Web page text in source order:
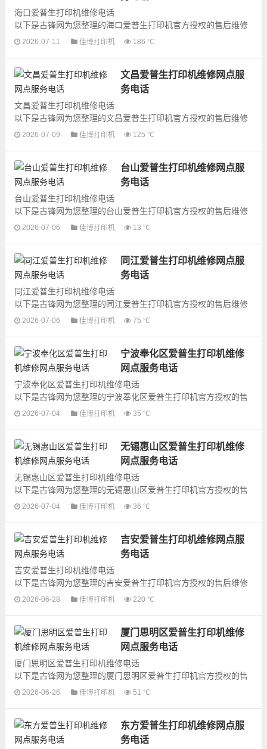
海口爱普生打印机维修电话
以下是古锋网为您整理的海口爱普生打印机官方授权的售后维修
网点地址和号码信息，可以为您提供爱普生打印机的各种型号打
2026-07-11 佳博打印机 186 ℃
文昌爱普生打印机维修网点服
务电话
文昌爱普生打印机维修电话
以下是古锋网为您整理的文昌爱普生打印机官方授权的售后维修
网点地址和号码信息，可以为您提供爱普生打印机的各种型号打
2026-07-09 佳博打印机 125 ℃
台山爱普生打印机维修网点服
务电话
台山爱普生打印机维修电话
以下是古锋网为您整理的台山爱普生打印机官方授权的售后维修
网点地址和号码信息，可以为您提供爱普生打印机的各种型号打
2026-07-06 佳博打印机 13 ℃
同江爱普生打印机维修网点服
务电话
同江爱普生打印机维修电话
以下是古锋网为您整理的同江爱普生打印机官方授权的售后维修
网点地址和号码信息，可以为您提供爱普生打印机的各种型号打
2026-07-06 佳博打印机 75 ℃
宁波奉化区爱普生打印机维修
网点服务电话
宁波奉化区爱普生打印机维修电话
以下是古锋网为您整理的宁波奉化区爱普生打印机官方授权的售
后维修网点地址和号码信息，可以为您提供爱普生打印机的各种
2026-07-04 佳博打印机 35 ℃
无锡惠山区爱普生打印机维修
网点服务电话
无锡惠山区爱普生打印机维修电话
以下是古锋网为您整理的无锡惠山区爱普生打印机官方授权的售
后维修网点地址和号码信息，可以为您提供爱普生打印机的各种
2026-07-04 佳博打印机 36 ℃
吉安爱普生打印机维修网点服
务电话
吉安爱普生打印机维修电话
以下是古锋网为您整理的吉安爱普生打印机官方授权的售后维修
网点地址和号码信息，可以为您提供爱普生打印机的各种型号打
2026-06-28 佳博打印机 220 ℃
厦门思明区爱普生打印机维修
网点服务电话
厦门思明区爱普生打印机维修电话
以下是古锋网为您整理的厦门思明区爱普生打印机官方授权的售
后维修网点地址和号码信息，可以为您提供爱普生打印机的各种
2026-06-26 佳博打印机 51 ℃
东方爱普生打印机维修网点服
务电话